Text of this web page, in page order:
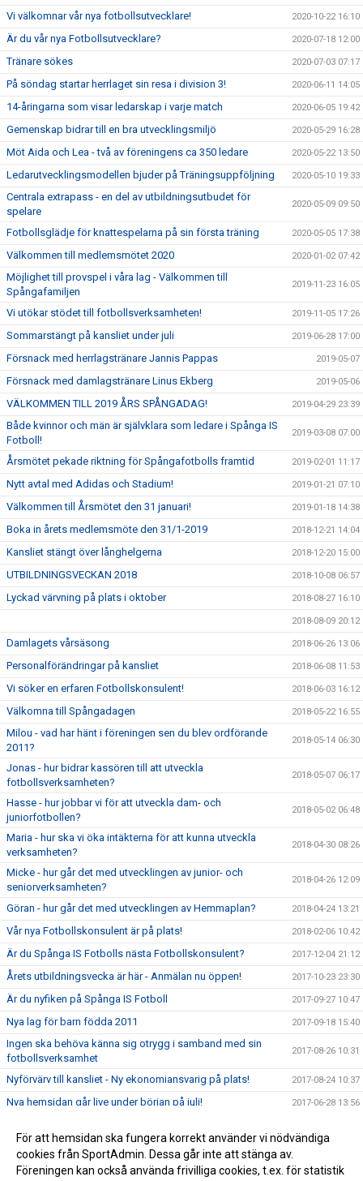
Vi välkomnar vår nya fotbollsutvecklare! 2020-10-22 16:10
Är du vår nya Fotbollsutvecklare? 2020-07-18 12:00
Tränare sökes 2020-07-03 07:17
På söndag startar herrlaget sin resa i division 3! 2020-06-11 14:05
14-åringarna som visar ledarskap i varje match 2020-06-05 19:42
Gemenskap bidrar till en bra utvecklingsmiljö 2020-05-29 16:28
Möt Aida och Lea - två av föreningens ca 350 ledare 2020-05-22 13:50
Ledarutvecklingsmodellen bjuder på Träningsuppföljning 2020-05-10 19:33
Centrala extrapass - en del av utbildningsutbudet för
spelare
2020-05-09 09:50
Fotbollsglädje för knattespelarna på sin första träning 2020-05-05 17:38
Välkommen till medlemsmötet 2020 2020-01-02 07:42
Möjlighet till provspel i våra lag - Välkommen till
Spångafamiljen
2019-11-23 16:05
Vi utökar stödet till fotbollsverksamheten! 2019-11-05 17:26
Sommarstängt på kansliet under juli 2019-06-28 17:00
Försnack med herrlagstränare Jannis Pappas 2019-05-07
Försnack med damlagstränare Linus Ekberg 2019-05-06
VÄLKOMMEN TILL 2019 ÅRS SPÅNGADAG! 2019-04-29 23:39
Både kvinnor och män är självklara som ledare i Spånga IS
Fotboll!
2019-03-08 07:00
Årsmötet pekade riktning för Spångafotbolls framtid 2019-02-01 11:17
Nytt avtal med Adidas och Stadium! 2019-01-21 07:10
Välkommen till Årsmötet den 31 januari! 2019-01-18 14:38
Boka in årets medlemsmöte den 31/1-2019 2018-12-21 14:04
Kansliet stängt över långhelgerna 2018-12-20 15:00
UTBILDNINGSVECKAN 2018 2018-10-08 06:57
Lyckad värvning på plats i oktober 2018-08-27 16:10
2018-08-09 20:12
Damlagets vårsäsong 2018-06-26 13:06
Personalförändringar på kansliet 2018-06-08 11:53
Vi söker en erfaren Fotbollskonsulent! 2018-06-03 16:12
Välkomna till Spångadagen 2018-05-22 16:55
Milou - vad har hänt i föreningen sen du blev ordförande
2011?
2018-05-14 06:30
Jonas - hur bidrar kassören till att utveckla
fotbollsverksamheten?
2018-05-07 06:17
Hasse - hur jobbar vi för att utveckla dam- och
juniorfotbollen?
2018-05-02 06:48
Maria - hur ska vi öka intäkterna för att kunna utveckla
verksamheten?
2018-04-30 08:26
Micke - hur går det med utvecklingen av junior- och
seniorverksamheten?
2018-04-26 12:09
Göran - hur går det med utvecklingen av Hemmaplan? 2018-04-24 13:21
Vår nya Fotbollskonsulent är på plats! 2018-02-06 10:42
Är du Spånga IS Fotbolls nästa Fotbollskonsulent? 2017-12-04 21:12
Årets utbildningsvecka är här - Anmälan nu öppen! 2017-10-23 23:30
Är du nyfiken på Spånga IS Fotboll 2017-09-27 10:47
Nya lag för barn födda 2011 2017-09-18 15:40
Ingen ska behöva känna sig otrygg i samband med sin
fotbollsverksamhet
2017-08-26 10:31
Nyförvärv till kansliet - Ny ekonomiansvarig på plats! 2017-08-24 10:37
Nya hemsidan går live under början på juli! 2017-06-28 13:56
Spånga Fotboll erbjuder öppen fotbollsverksamhet för
tjejer 13-20 år på Spånga IP
För att hemsidan ska fungera korrekt använder vi nödvändiga
cookies från SportAdmin. Dessa går inte att stänga av.
Föreningen kan också använda frivilliga cookies, t.ex. för statistik